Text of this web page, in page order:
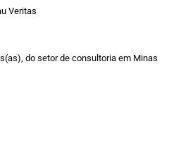
Veritas
do setor de consultoria em Minas